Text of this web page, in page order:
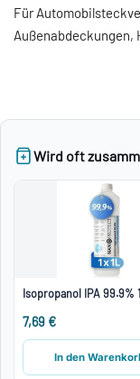
Für
Außenabdeckungen,
Wird oft
Isopropanol IPA 99.9%
7,69 €
In den